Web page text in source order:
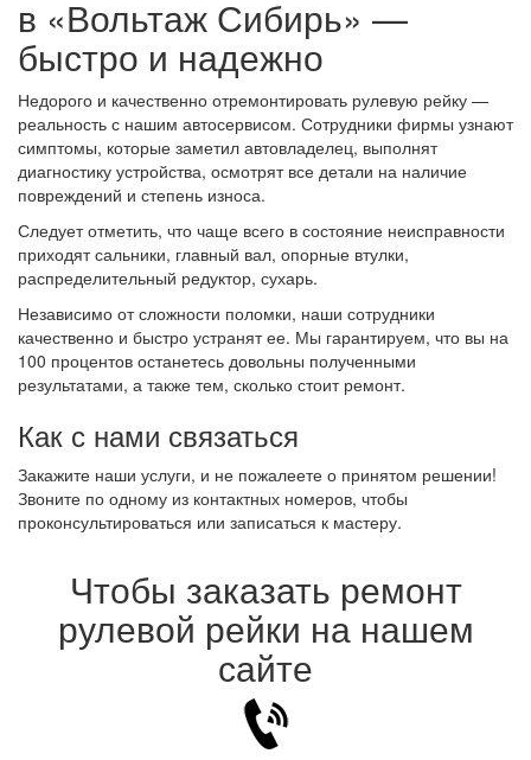
в «Вольтаж Сибирь» —
быстро и надежно
Недорого и качественно отремонтировать рулевую рейку —
реальность с нашим автосервисом. Сотрудники фирмы узнают
симптомы, которые заметил автовладелец, выполнят
диагностику устройства, осмотрят все детали на наличие
повреждений и степень износа.
Следует отметить, что чаще всего в состояние неисправности
приходят сальники, главный вал, опорные втулки,
распределительный редуктор, сухарь.
Независимо от сложности поломки, наши сотрудники
качественно и быстро устранят ее. Мы гарантируем, что вы на
100 процентов останетесь довольны полученными
результатами, а также тем, сколько стоит ремонт.
Как с нами связаться
Закажите наши услуги, и не пожалеете о принятом решении!
Звоните по одному из контактных номеров, чтобы
проконсультироваться или записаться к мастеру.
Чтобы заказать ремонт
рулевой рейки на нашем
сайте